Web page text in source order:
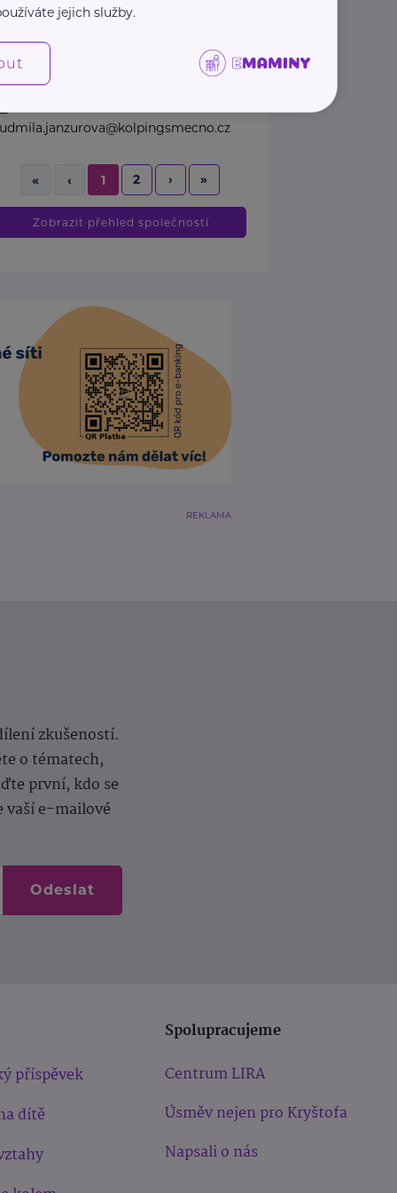
na podporu rodin, ...
www.kolpingsmecno.cz/
+420 777 558 778
« ‹ 1 2 › »
Zobrazit přehled společností
REKLAMA
zkušeností.
o tématech,
první, kdo se
vaší e-mailové
Odeslat
příspěvek
dítě
Spolupracujeme
Centrum LIRA
Úsměv nejen pro Kryštofa
Napsali o nás
jejich služby.